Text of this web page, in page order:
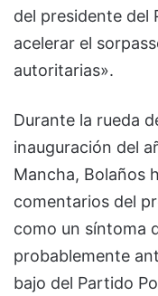
del presidente del
acelerar el
autoritarias».
Durante la rueda
inauguración del
Mancha, Bolaños
comentarios del
como un síntoma
probablemente
bajo del Partido